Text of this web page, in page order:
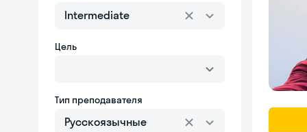
Intermediate
Цель
Тип преподавателя
Русскоязычные